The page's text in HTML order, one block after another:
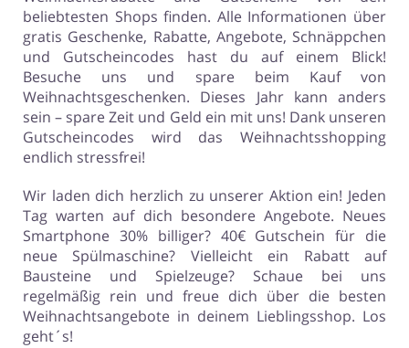
beliebtesten Shops finden. Alle Informationen über
gratis Geschenke, Rabatte, Angebote, Schnäppchen
und Gutscheincodes hast du auf einem Blick!
Besuche uns und spare beim Kauf von
Weihnachtsgeschenken. Dieses Jahr kann anders
sein – spare Zeit und Geld ein mit uns! Dank unseren
Gutscheincodes wird das Weihnachtsshopping
endlich stressfrei!
Wir laden dich herzlich zu unserer Aktion ein! Jeden
Tag warten auf dich besondere Angebote. Neues
Smartphone 30% billiger? 40€ Gutschein für die
neue Spülmaschine? Vielleicht ein Rabatt auf
Bausteine und Spielzeuge? Schaue bei uns
regelmäßig rein und freue dich über die besten
Weihnachtsangebote in deinem Lieblingsshop. Los
geht´s!